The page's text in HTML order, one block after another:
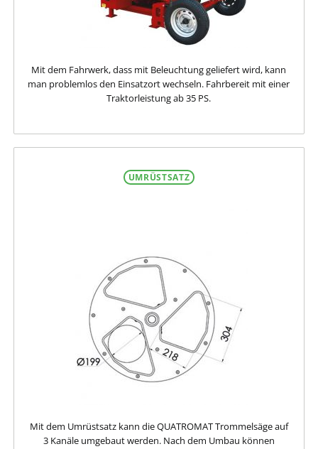
Mit dem Fahrwerk, dass mit Beleuchtung geliefert wird, kann
man problemlos den Einsatzort wechseln. Fahrbereit mit einer
Traktorleistung ab 35 PS.
UMRÜSTSATZ
Mit dem Umrüstsatz kann die QUATROMAT Trommelsäge auf
3 Kanäle umgebaut werden. Nach dem Umbau können